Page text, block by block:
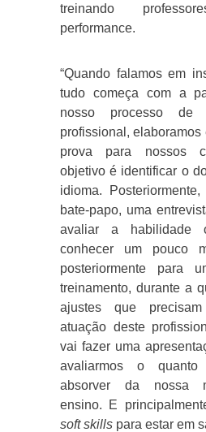
treinando
performance.
“Quando falamos em
tudo começa com a
nosso processo de
profissional, elaboramos
prova para nossos
objetivo é identificar o
idioma.
bate-papo, uma
avaliar a habilidade
conhecer um pouco
posteriormente para
treinamento, durante a
ajustes que
atuação deste
vai fazer uma
avaliarmos o quanto
absorver da nossa
ensino. E
soft skills para estar em